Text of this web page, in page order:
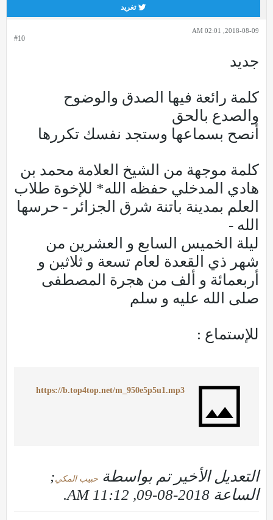
تغريد
#10
2018-08-09, 02:01 AM
جديد
كلمة رائعة فيها الصدق والوضوح
والصدع بالحق
أنصح بسماعها وستجد نفسك تكررها
كلمة موجهة من الشيخ العلامة محمد بن
هادي المدخلي حفظه الله* للإخوة طلاب
العلم بمدينة باتنة شرق الجزائر - حرسها
الله -
ليلة الخميس السابع و العشرين من
شهر ذي القعدة لعام تسعة و ثلاثين و
أربعمائة و ألف من هجرة المصطفى
صلى الله عليه و سلم
للإستماع :
https://b.top4top.net/m_950e5p5u1.mp3
التعديل الأخير تم بواسطة حبيب المكي;
الساعة 2018-08-09, 11:12 AM
.